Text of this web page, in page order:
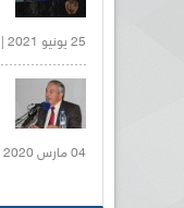
25 يونيو 2021 |
04 مارس 2020 |